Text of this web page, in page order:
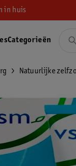
in huis
Categorieën
Natuurlijke